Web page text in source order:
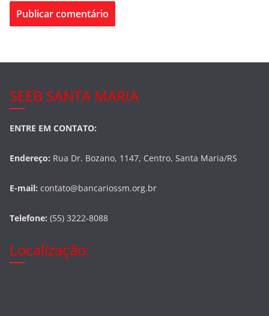
SEEB SANTA MARIA
ENTRE EM CONTATO:
Endereço: Rua Dr. Bozano, 1147, Centro, Santa Maria/RS
E-mail: contato@bancariossm.org.br
Telefone: (55) 3222-8088
Localização: